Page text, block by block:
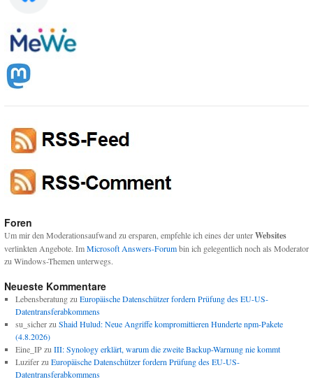
Foren
Um mir den Moderationsaufwand zu ersparen, empfehle ich eines der unterWebsites
verlinkten Angebote. ImMicrosoft Answers-Forumbin ich gelegentlich noch als Moderator
zu Windows-Themen unterwegs.
Neueste Kommentare
Lebensberatungzu Europäische Datenschützer fordern Prüfung des EU-US-
Datentransferabkommens
su_sicherzu Shaid Hulud: Neue Angriffe kompromittieren Hunderte npm-Pakete
(4.8.2026)
Eine_IPzu III: Synology erklärt, warum die zweite Backup-Warnung nie kommt
Luziferzu Europäische Datenschützer fordern Prüfung des EU-US-
Datentransferabkommens